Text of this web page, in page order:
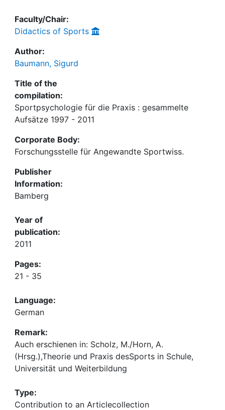
Faculty/Chair:
Didactics of Sports
Author:
Baumann, Sigurd
Title of the
compilation:
Sportpsychologie für die Praxis : gesammelte
Aufsätze 1997 - 2011
Corporate Body:
Forschungsstelle für Angewandte Sportwiss.
Publisher
Information:
Bamberg
Year of
publication:
2011
Pages:
21 - 35
Language:
German
Remark:
Auch erschienen in: Scholz, M./Horn, A.
(Hrsg.),Theorie und Praxis desSports in Schule,
Universität und Weiterbildung
Type:
Contribution to an Articlecollection